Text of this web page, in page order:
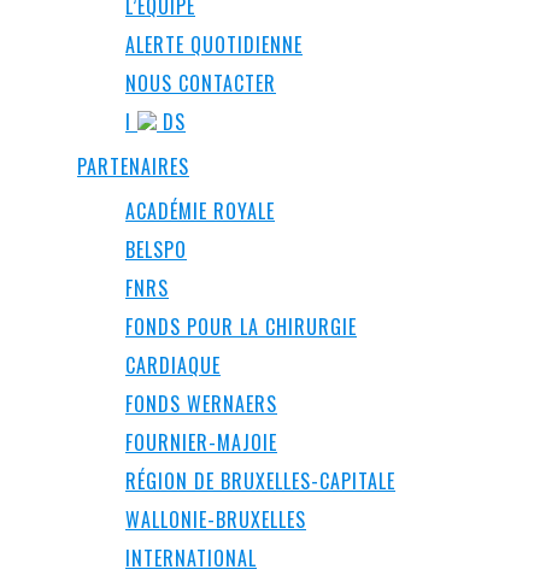
L’ÉQUIPE
ALERTE QUOTIDIENNE
NOUS CONTACTER
I
DS
PARTENAIRES
ACADÉMIE ROYALE
BELSPO
FNRS
FONDS POUR LA CHIRURGIE
CARDIAQUE
FONDS WERNAERS
FOURNIER-MAJOIE
RÉGION DE BRUXELLES-CAPITALE
WALLONIE-BRUXELLES
INTERNATIONAL